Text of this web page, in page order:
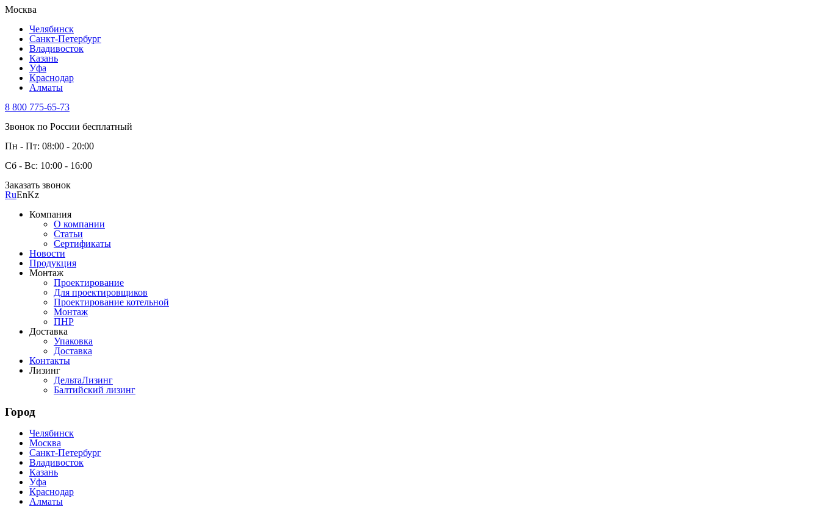
Москва
Челябинск
Санкт-Петербург
Владивосток
Казань
Уфа
Краснодар
Алматы
8 800 775-65-73
Звонок по России бесплатный
Пн - Пт: 08:00 - 20:00
Сб - Вс: 10:00 - 16:00
Заказать звонок
RuEnKz
Компания
О компании
Статьи
Сертификаты
Новости
Продукция
Монтаж
Проектирование
Для проектировщиков
Проектирование котельной
Монтаж
ПНР
Доставка
Упаковка
Доставка
Контакты
Лизинг
ДельтаЛизинг
Балтийский лизинг
Город
Челябинск
Москва
Санкт-Петербург
Владивосток
Казань
Уфа
Краснодар
Алматы